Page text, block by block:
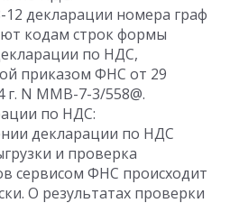
12 декларации номера граф
кодам строк формы
по НДС,
приказом ФНС от 29
г. N ММВ-7-3/558@.
по НДС:
декларации по НДС
и проверка
сервисом ФНС происходит
О результатах проверки